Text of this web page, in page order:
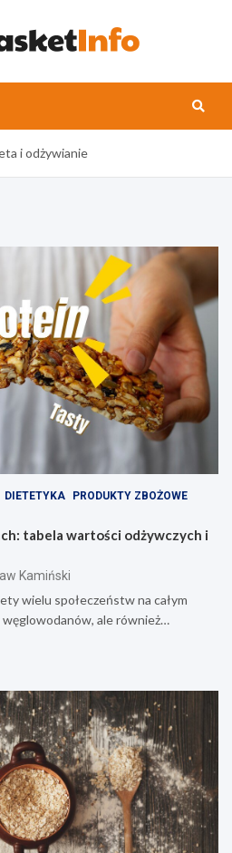
i odżywianie
DIETETYKA
PRODUKTY ZBOŻOWE
tabela wartości odżywczych i
Kamiński
wielu społeczeństw na całym
węglowodanów, ale również…